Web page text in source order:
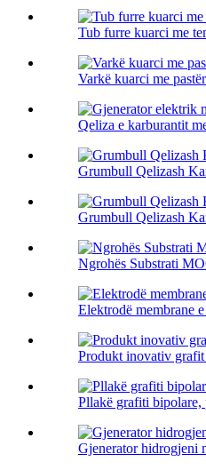
Tub furre kuarci me
Varkë kuarci me
Qeliza e karburantit
Grumbull Qelizash
Grumbull Qelizash
Ngrohës Substrati
Elektrodë membrane
Produkt inovativ grafit
Pllakë grafiti
Gjenerator hidrogjeni